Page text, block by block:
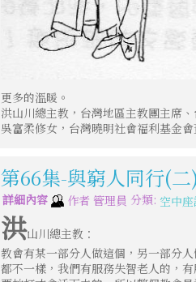
更多的溫暖。
洪山川總主教，台灣地區主教團主席
吳富柔修女，台灣曉明社會福利基金
第66集-與窮人同行(
詳細內容 作者 管理員 分類: 空中
洪山川總主教：
教會有某一部分人做這個，另一部分
都不一樣，我們有服務失智老人的，